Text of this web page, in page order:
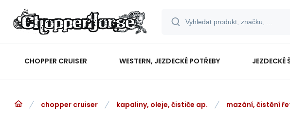
CHOPPER CRUISER WESTERN, JEZDECKÉ POTŘEBY JEZDECKÉ
chopper cruiser kapaliny, oleje, čističe ap. mazání, čistění